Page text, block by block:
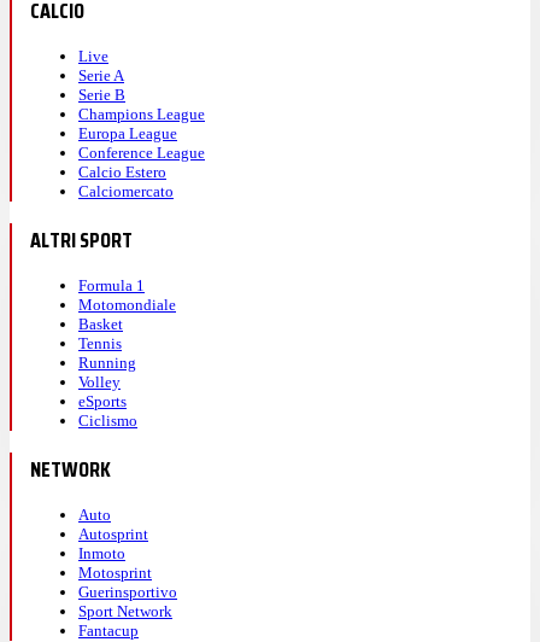
CALCIO
Live
Serie A
Serie B
Champions League
Europa League
Conference League
Calcio Estero
Calciomercato
ALTRI SPORT
Formula 1
Motomondiale
Basket
Tennis
Running
Volley
eSports
Ciclismo
NETWORK
Auto
Autosprint
Inmoto
Motosprint
Guerinsportivo
Sport Network
Fantacup